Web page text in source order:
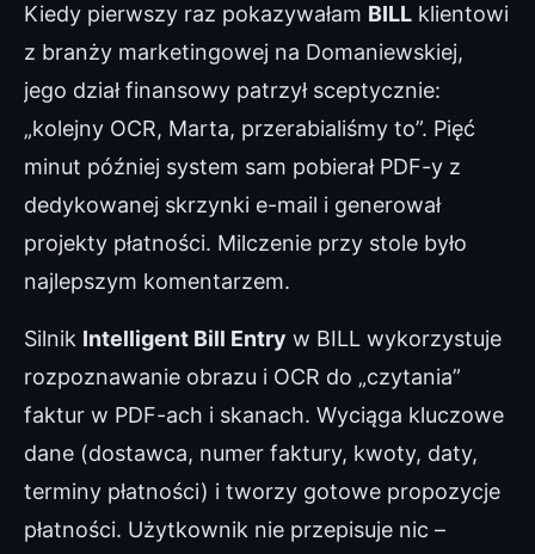
Kiedy pierwszy raz pokazywałam BILL klientowi
z branży marketingowej na Domaniewskiej,
jego dział finansowy patrzył sceptycznie:
„kolejny OCR, Marta, przerabialiśmy to”. Pięć
minut później system sam pobierał PDF-y z
dedykowanej skrzynki e-mail i generował
projekty płatności. Milczenie przy stole było
najlepszym komentarzem.
Silnik Intelligent Bill Entry w BILL wykorzystuje
rozpoznawanie obrazu i OCR do „czytania”
faktur w PDF-ach i skanach. Wyciąga kluczowe
dane (dostawca, numer faktury, kwoty, daty,
terminy płatności) i tworzy gotowe propozycje
płatności. Użytkownik nie przepisuje nic –